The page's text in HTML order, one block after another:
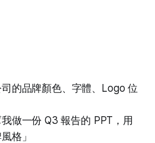
的品牌顏色、字體、Logo 位
做一份 Q3 報告的 PPT，用
格」